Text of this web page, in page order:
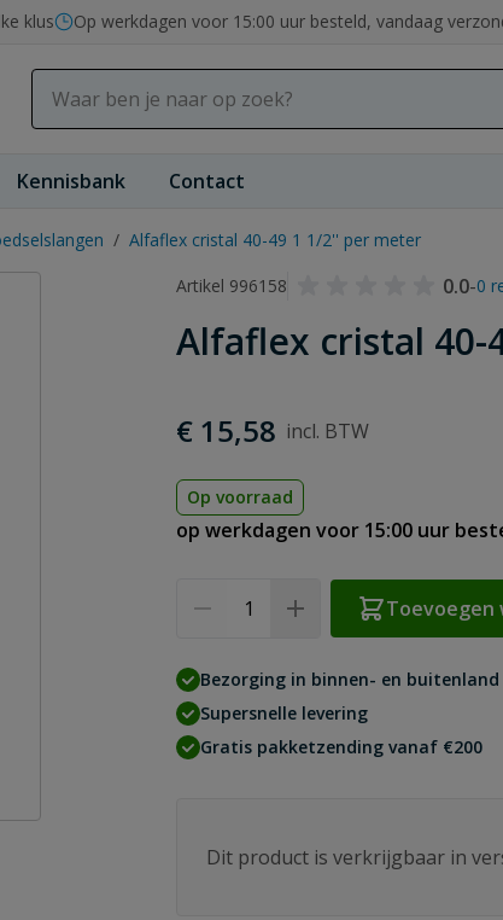
klus Op werkdagen voor 15:00 uur besteld, vandaag
Kennisbank Contact
/ Alfaflex cristal 40-49 1 1/2'' per meter
Artikel 996158
0.0-0
Alfaflex cristal
€ 15,58
Op voorraad
op werkdagen voor 15:00 uur
Toevoegen
Bezorging in binnen- en buitenland
Supersnelle levering
Gratis pakketzending vanaf €200
Dit product is verkrijgbaar in